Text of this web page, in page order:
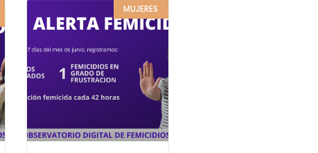
MUJERES